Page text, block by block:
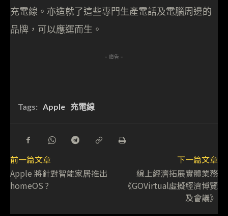
充電線。亦造就了這些專門生產電話及電腦周邊的
品牌，可以應運而生。
- 廣告 -
Tags: Apple 充電線
前一篇文章
Apple 將針對智能家居推出
homeOS ?
下一篇文章
線上經濟拓展實體業務
《GOVirtual虛擬經濟博覽
及會議》